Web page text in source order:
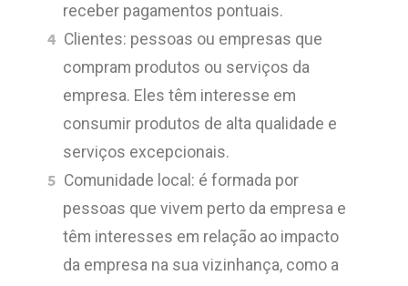
receber pagamentos pontuais.
Clientes: pessoas ou empresas que
compram produtos ou serviços da
empresa. Eles têm interesse em
consumir produtos de alta qualidade e
serviços excepcionais.
Comunidade local: é formada por
pessoas que vivem perto da empresa e
têm interesses em relação ao impacto
da empresa na sua vizinhança, como a